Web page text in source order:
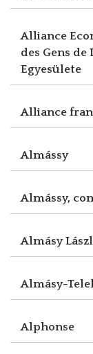
Alliance
des Gens
Egyesülete
Alliance
Almássy
Almássy,
Almásy
Almásy-
Alphonse